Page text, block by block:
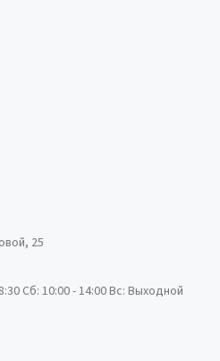
25
Сб: 10:00 - 14:00 Вс: Выходной